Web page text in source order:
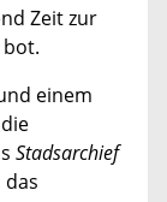
Zeit zur
einem
Stadsarchief
das